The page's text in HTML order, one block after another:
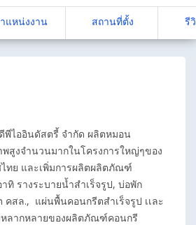
แหน่งงาน สถานที่ตั้ง รี
พีไออินดัสตรี้ จำกัด ผลิตหมอน
สูงจำนวนมากในโครงการใหญ่ๆของ
ไทย และเพิ่มการผลิตผลิตภัณฑ์
ทิ รางระบายน้ำสำเร็จรูป, บ่อพัก
คสล., แผ่นพื้นคอนกรีตสำเร็จรูป เเละ
หลากหลายของผลิตภัณฑ์คอนกรี